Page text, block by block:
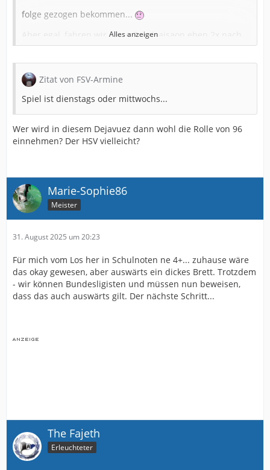
folge gezogen bekommen...
Aber egal, fahren wir diese Pokalsaisaon eben 2x nach
Berlin, einmal im Oktober,
1x im Mai
!
In die Hose machen müssen wir uns vor denen aber
nicht. Wenn wir unser Potential
Alles anzeigen
Zitat von FSV-Armine
Spiel ist dienstags oder mittwochs...
Wer wird in diesem Dejavuez dann wohl die Rolle von 96
einnehmen? Der HSV vielleicht?
Marie-Sophie86
Meister
31. August 2025 um 20:23
Für mich vom Los her in Schulnoten ne 4+... zuhause wäre
das okay gewesen, aber auswärts ein dickes Brett. Trotzdem
- wir können Bundesligisten und müssen nun beweisen,
dass das auch auswärts gilt. Der nächste Schritt...
The Fajeth
Erleuchteter